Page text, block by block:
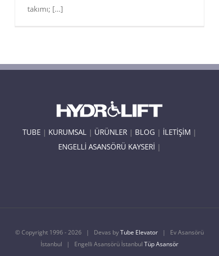
takımı; [...]
TUBE | KURUMSAL | ÜRÜNLER | BLOG | İLETİŞİM |
ENGELLİ ASANSÖRÜ KAYSERİ |
© Copyright 1996 -2026 | Devas byTube Elevator | Ev Asansörü
İstanbul | Engelli Asansörü İstanbul Tüp Asansör